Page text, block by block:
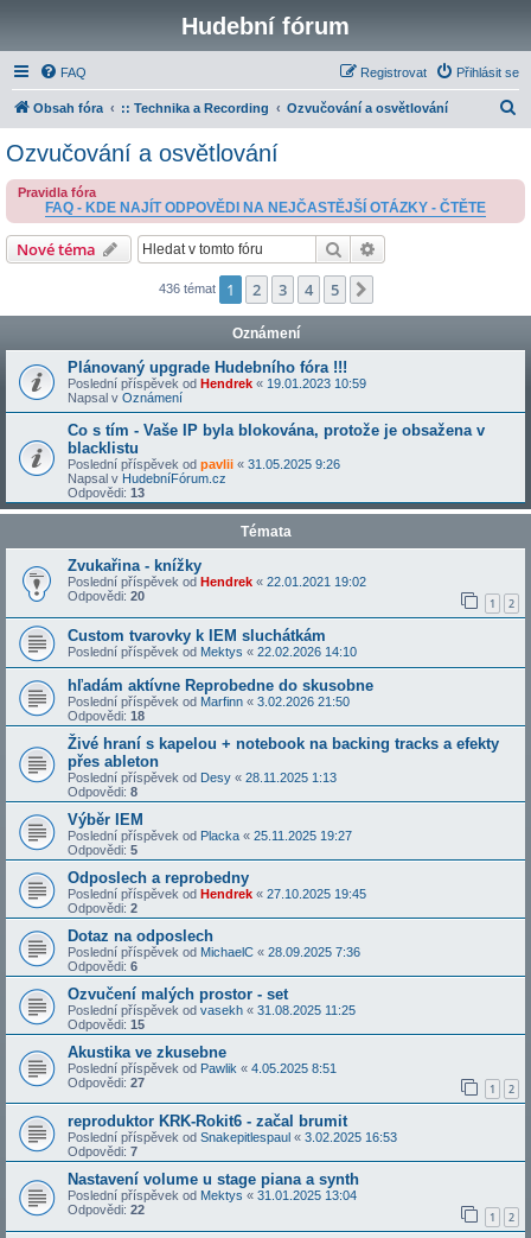
Hudební fórum
FAQ Přihlásit se
Registrovat
Obsah fóra :: Technika a Recording Ozvučování a osvětlování
a
Ozvučování a osvětlování
Pravidla fóra
FAQ - KDE NAJÍT ODPOVĚDI NA NEJČASTĚJŠÍ OTÁZKY - ČTĚTE
Nové téma Hledat
436 témat 1 2 3 4 5
Oznámení
Plánovaný upgrade Hudebního fóra !!!
Poslední příspěvek od Hendrek « 19.01.2023 10:59
Napsal v Oznámení
Co s tím - Vaše IP byla blokována, protože je obsažena v
blacklistu
Poslední příspěvek od pavlii « 31.05.2025 9:26
Napsal v HudebníFórum.cz
Odpovědi: 13
Témata
Zvukařina - knížky
Poslední příspěvek od Hendrek « 22.01.2021 19:02
Odpovědi: 20 1 2
Custom tvarovky k IEM sluchátkám
Poslední příspěvek od Mektys « 22.02.2026 14:10
hľadám aktívne Reprobedne do skusobne
Poslední příspěvek od Marfinn « 3.02.2026 21:50
Odpovědi: 18
Živé hraní s kapelou + notebook na backing tracks a efekty
přes ableton
Poslední příspěvek od Desy « 28.11.2025 1:13
Odpovědi: 8
Výběr IEM
Poslední příspěvek od Placka « 25.11.2025 19:27
Odpovědi: 5
Odposlech a reprobedny
Poslední příspěvek od Hendrek « 27.10.2025 19:45
Odpovědi: 2
Dotaz na odposlech
Poslední příspěvek od MichaelC « 28.09.2025 7:36
Odpovědi: 6
Ozvučení malých prostor - set
Poslední příspěvek od vasekh « 31.08.2025 11:25
Odpovědi: 15
Akustika ve zkusebne
Poslední příspěvek od Pawlik « 4.05.2025 8:51
Odpovědi: 27 1 2
reproduktor KRK-Rokit6 - začal brumit
Poslední příspěvek od Snakepitlespaul « 3.02.2025 16:53
Odpovědi: 7
Nastavení volume u stage piana a synth
Poslední příspěvek od Mektys « 31.01.2025 13:04
Odpovědi: 22 1 2